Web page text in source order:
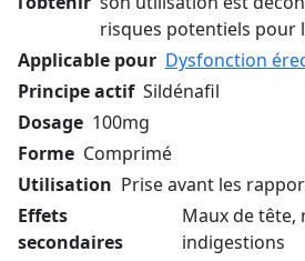
risques potentiels pour
Applicable pour Dysfonction
Principe actif Sildénafil
Dosage 100mg
Forme Comprimé
Utilisation Prise avant les
Effets
secondaires
Maux de tête,
indigestions